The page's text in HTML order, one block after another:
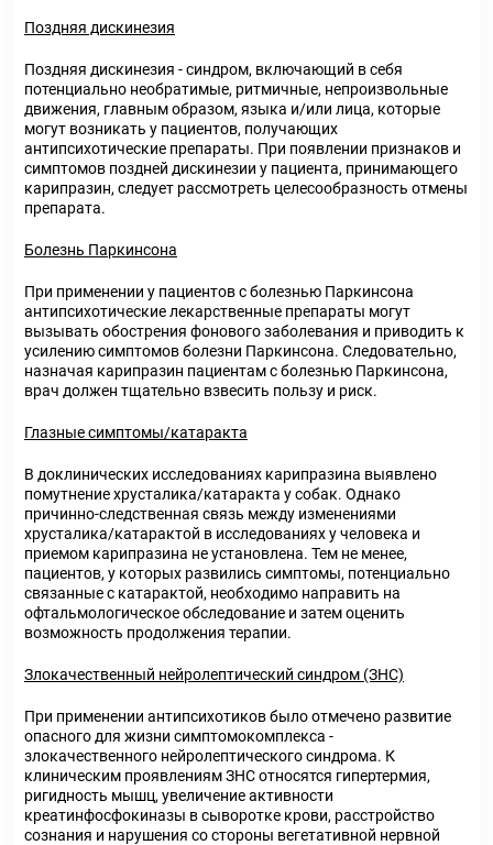
Поздняя дискинезия
Поздняя дискинезия - синдром, включающий в себя
потенциально необратимые, ритмичные, непроизвольные
движения, главным образом, языка и/или лица, которые
могут возникать у пациентов, получающих
антипсихотические препараты. При появлении признаков и
симптомов поздней дискинезии у пациента, принимающего
карипразин, следует рассмотреть целесообразность отмены
препарата.
Болезнь Паркинсона
При применении у пациентов с болезнью Паркинсона
антипсихотические лекарственные препараты могут
вызывать обострения фонового заболевания и приводить к
усилению симптомов болезни Паркинсона. Следовательно,
назначая карипразин пациентам с болезнью Паркинсона,
врач должен тщательно взвесить пользу и риск.
Глазные симптомы/катаракта
В доклинических исследованиях карипразина выявлено
помутнение хрусталика/катаракта у собак. Однако
причинно-следственная связь между изменениями
хрусталика/катарактой в исследованиях у человека и
приемом карипразина не установлена. Тем не менее,
пациентов, у которых развились симптомы, потенциально
связанные с катарактой, необходимо направить на
офтальмологическое обследование и затем оценить
возможность продолжения терапии.
Злокачественный нейролептический синдром (ЗНС)
При применении антипсихотиков было отмечено развитие
опасного для жизни симптомокомплекса -
злокачественного нейролептического синдрома. К
клиническим проявлениям ЗНС относятся гипертермия,
ригидность мышц, увеличение активности
креатинфосфокиназы в сыворотке крови, расстройство
сознания и нарушения со стороны вегетативной нервной